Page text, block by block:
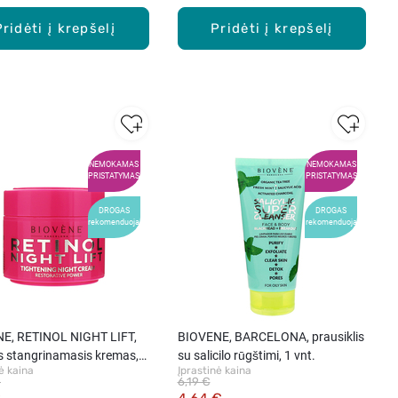
į krepšelį Pridėti į krepšelį
NEMOKAMAS
PRISTATYMAS
DROGAS
rekomenduoja
RETINOL NIGHT LIFT,
stangrinamasis kremas, 1
kaina
NEMOKAMAS
PRISTATYMAS
DROGAS
rekomenduoja
BIOVENE, BARCELONA, prausiklis
su salicilo rūgštimi, 1 vnt.
Įprastinė kaina
6,19 €